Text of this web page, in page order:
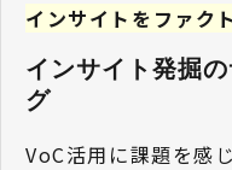
インサイトをファク
インサイト発掘
グ
VoC活用に課題を感